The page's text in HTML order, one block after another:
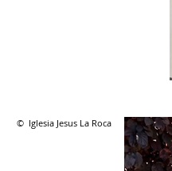
© Iglesia Jesus La Roca